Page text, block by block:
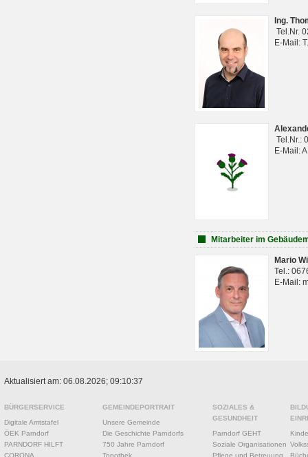
Ing.
Tel.Nr.
E-Mail:
Tel.Nr.:
E-Mail:
Mitarbeiter im
Mario
Tel.:
E-Mail:
Aktualisiert am: 06.08.2026; 09:10:37
BÜRGERSERVICE
Digitale Amtstafel
ÖEK Parndorf
PARNDORF HILFT
CORONA
GEMEINDEPORTRAIT
Unsere Gemeinde
Die Geschichte Parndorfs
750 Jahre Parndorf
Topothek
SOZIALES &
GESUNDHEIT
Parndorf GEHT
Soziale Organisationen
Pflege und Betreuung